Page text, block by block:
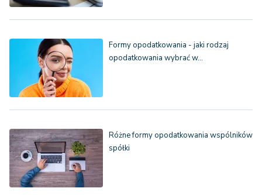
Formy opodatkowania - jaki rodzaj
opodatkowania wybrać w…
Różne formy opodatkowania wspólników
spółki